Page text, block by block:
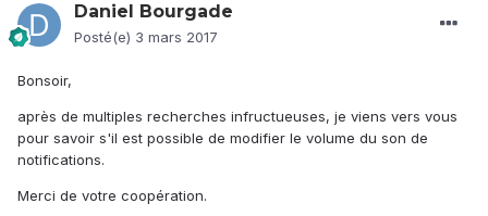
Daniel Bourgade
Posté(e) 3 mars 2017
Bonsoir,
après de multiples recherches infructueuses, je viens vers vous
pour savoir s'il est possible de modifier le volume du son de
notifications.
Merci de votre coopération.